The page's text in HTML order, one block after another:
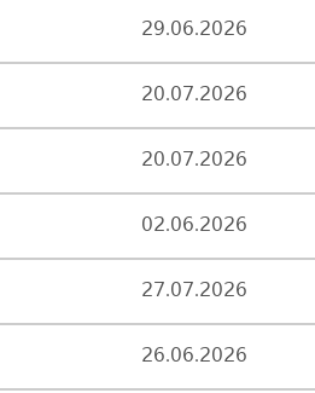
29.06.2026
20.07.2026
20.07.2026
02.06.2026
27.07.2026
26.06.2026